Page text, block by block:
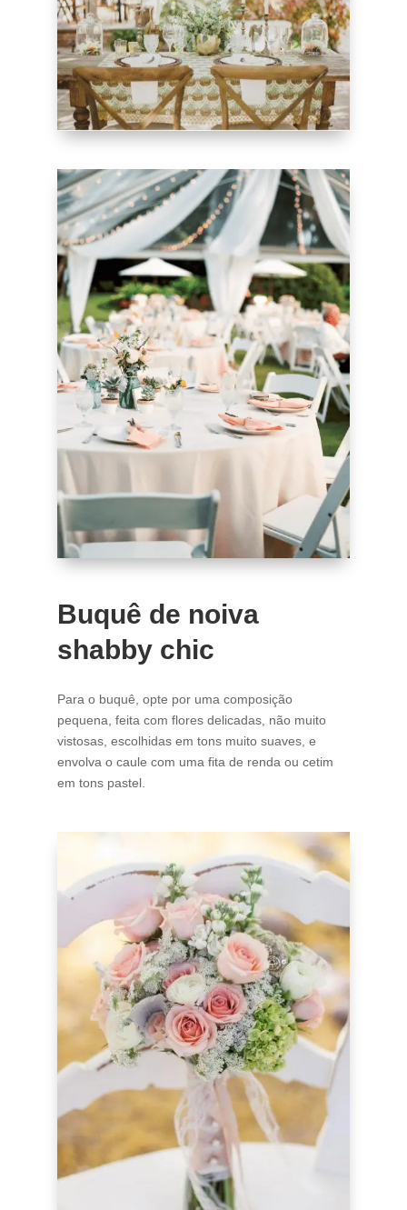
Buquê de noiva
shabby chic
Para o buquê, opte por uma composição
pequena, feita com flores delicadas, não muito
vistosas, escolhidas em tons muito suaves, e
envolva o caule com uma fita de renda ou cetim
em tons pastel.